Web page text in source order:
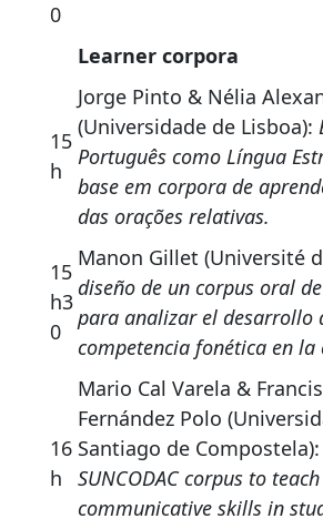
0
Learner corpora
15
h
Jorge Pinto & Nélia
(Universidade de Lisboa):
Português como Língua
base em corpora de
das orações relativas.
15
h3
0
Manon Gillet (Université
diseño de un corpus oral
para analizar el desarrollo
competencia fonética en la
16
h
Mario Cal Varela &
Fernández Polo
Santiago de Compostela):
SUNCODAC corpus to
communicative skills in